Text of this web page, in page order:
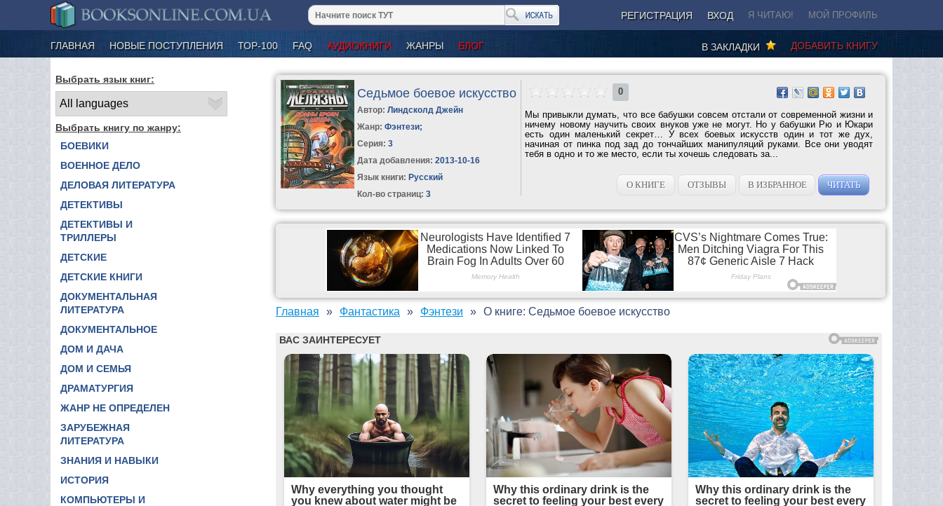
РЕГИСТРАЦИЯ ВХОД Я ЧИТАЮ! МОЙ ПРОФИЛЬ
ГЛАВНАЯ НОВЫЕ ПОСТУПЛЕНИЯ ТОР-100 FAQ АУДИОКНИГИ ЖАНРЫ БЛОГ ДОБАВИТЬ КНИГУ
В ЗАКЛАДКИ
Выбрать язык книг:
Выбрать книгу по жанру:
БОЕВИКИ
ВОЕННОЕ ДЕЛО
ДЕЛОВАЯ ЛИТЕРАТУРА
ДЕТЕКТИВЫ
ДЕТЕКТИВЫ И
ТРИЛЛЕРЫ
ДЕТСКИЕ
ДЕТСКИЕ КНИГИ
ДОКУМЕНТАЛЬНАЯ
ЛИТЕРАТУРА
ДОКУМЕНТАЛЬНОЕ
ДОМ И ДАЧА
ДОМ И СЕМЬЯ
ДРАМАТУРГИЯ
ЖАНР НЕ ОПРЕДЕЛЕН
ЗАРУБЕЖНАЯ
ЛИТЕРАТУРА
ЗНАНИЯ И НАВЫКИ
ИСТОРИЯ
КОМПЬЮТЕРЫ И
Седьмое боевое искусство
Автор:Линдсколд Джейн
Жанр: Фэнтези;
Серия:3
Дата добавления: 2013-10-16
Язык книги: Русский
Кол-во страниц: 3
0
Мы привыкли думать, что все бабушки совсем отстали от современной жизни и
ничему новому научить своих внуков уже не могут. Но у бабушки Рю и Юкари
есть один маленький секрет… У всех боевых искусств один и тот же дух,
начиная от пинка под зад до тончайших манипуляций руками. Все они уводят
тебя в одно и то же место, если ты хочешь следовать за...
О КНИГЕ ОТЗЫВЫ В ИЗБРАННОЕ ЧИТАТЬ
Главная Фантастика Фэнтези О книге: Седьмое боевое искусство